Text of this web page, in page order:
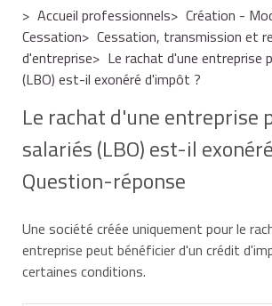
Accueil professionnels
Création -
Cessation
Cessation, transmission et
d'entreprise
Le rachat d'une entreprise
(LBO) est-il exonéré d'impôt ?
Le rachat d'une entreprise
salariés (LBO) est-il
Question-réponse
Une société créée uniquement pour le
entreprise peut bénéficier d'un crédit
certaines conditions.